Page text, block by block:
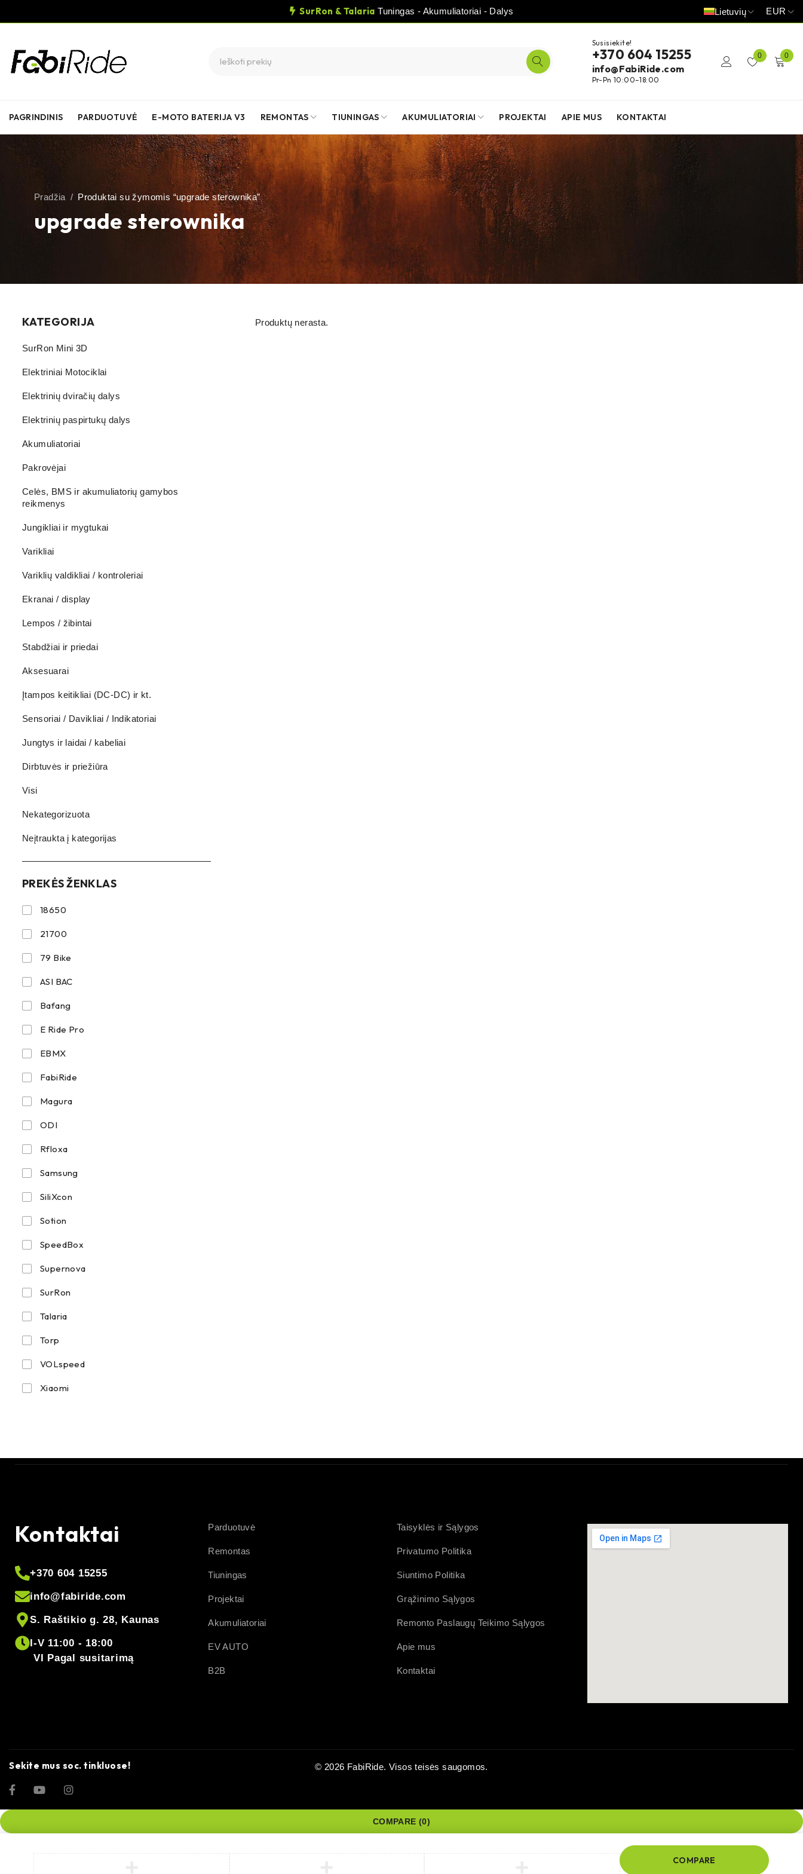
SurRon & Talaria Tuningas - Akumuliatoriai - Dalys Lietuvių EUR
Susisiekite!
+370 604 15255
info@FabiRide.com
Pr-Pn 10:00–18:00
0 0
PAGRINDINIS PARDUOTUVĖ E-MOTO BATERIJA V3 REMONTAS TIUNINGAS AKUMULIATORIAI PROJEKTAI APIE MUS KONTAKTAI
upgrade sterownika
Pradžia / Produktai su žymomis “upgrade sterownika”
KATEGORIJA
SurRon Mini 3D
Elektriniai Motociklai
Elektrinių dviračių dalys
Elektrinių paspirtukų dalys
Akumuliatoriai
Pakrovėjai
Celės, BMS ir akumuliatorių gamybos
reikmenys
Jungikliai ir mygtukai
Varikliai
Variklių valdikliai / kontroleriai
Ekranai / display
Lempos / žibintai
Stabdžiai ir priedai
Aksesuarai
Įtampos keitikliai (DC-DC) ir kt.
Sensoriai / Davikliai / Indikatoriai
Jungtys ir laidai / kabeliai
Dirbtuvės ir priežiūra
Visi
Nekategorizuota
Neįtraukta į kategorijas
PREKĖS ŽENKLAS
18650
21700
79 Bike
ASI BAC
Bafang
E Ride Pro
EBMX
FabiRide
Magura
ODI
Rfloxa
Samsung
SiliXcon
Sotion
SpeedBox
Supernova
SurRon
Talaria
Torp
VOLspeed
Xiaomi
Produktų nerasta.
Kontaktai
+370 604 15255
info@fabiride.com
S. Raštikio g. 28, Kaunas
I-V 11:00 - 18:00
VI Pagal susitarimą
Parduotuvė
Remontas
Tiuningas
Projektai
Akumuliatoriai
EV AUTO
B2B
Taisyklės ir Sąlygos
Privatumo Politika
Siuntimo Politika
Grąžinimo Sąlygos
Remonto Paslaugų Teikimo Sąlygos
Apie mus
Kontaktai
Sekite mus soc. tinkluose! © 2026 FabiRide. Visos teisės saugomos.
COMPARE (0)
COMPARE